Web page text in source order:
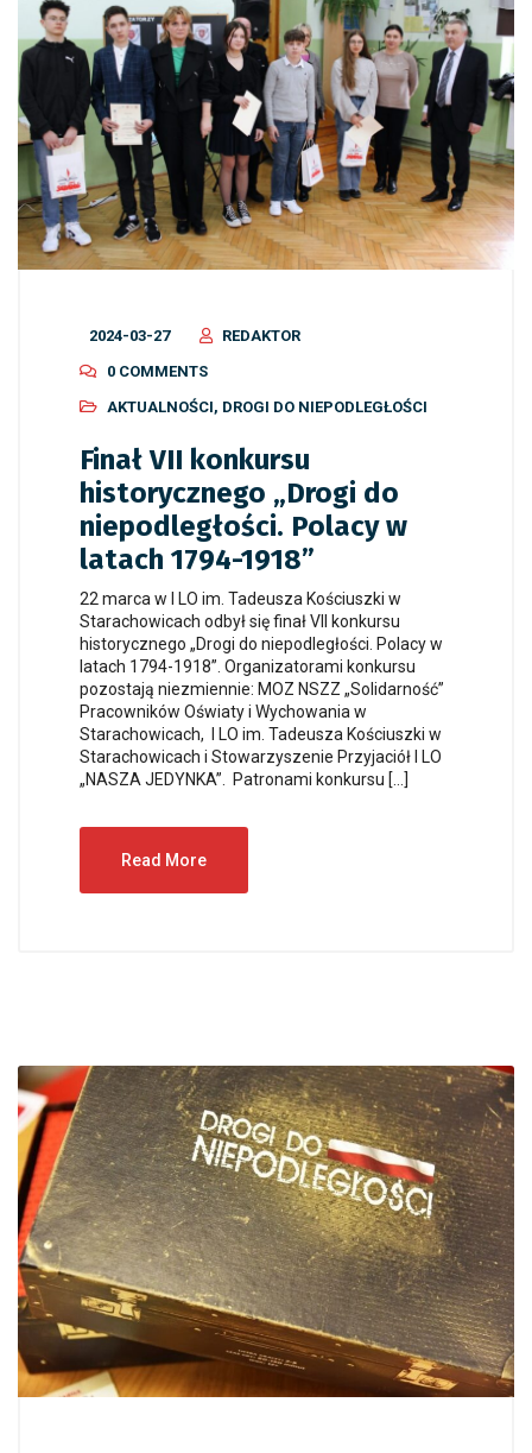
2024-03-27
REDAKTOR
0 COMMENTS
AKTUALNOŚCI, DROGI DO NIEPODLEGŁOŚCI
Finał VII konkursu
historycznego „Drogi do
niepodległości. Polacy w
latach 1794-1918”
22 marca w I LO im. Tadeusza Kościuszki w
Starachowicach odbył się finał VII konkursu
historycznego „Drogi do niepodległości. Polacy w
latach 1794-1918”. Organizatorami konkursu
pozostają niezmiennie: MOZ NSZZ „Solidarność”
Pracowników Oświaty i Wychowania w
Starachowicach, I LO im. Tadeusza Kościuszki w
Starachowicach i Stowarzyszenie Przyjaciół I LO
„NASZA JEDYNKA”. Patronami konkursu […]
Read More